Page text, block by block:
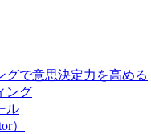
グで意思決定力を高める
ング
ル
）